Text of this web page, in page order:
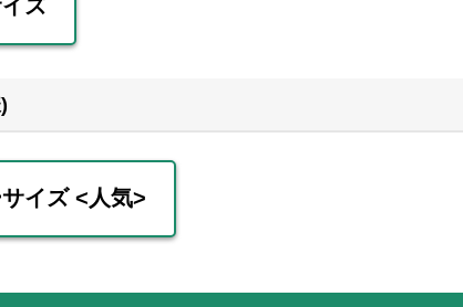
ズ
イズ <人気>